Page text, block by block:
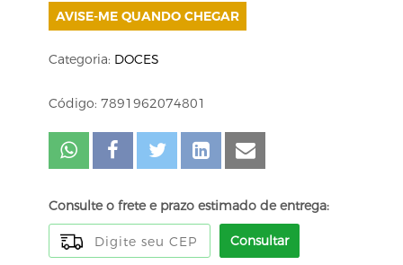
AVISE-ME QUANDO CHEGAR
Categoria: DOCES
Código: 7891962074801
Consulte o frete e prazo estimado de entrega:
Consultar